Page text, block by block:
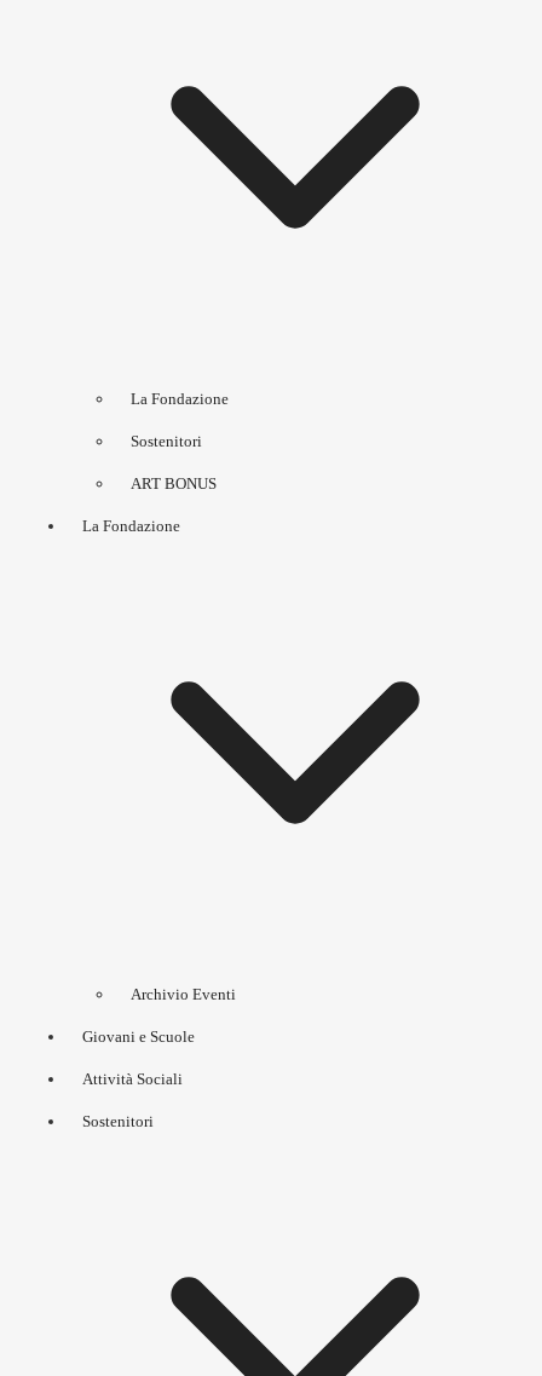
La Fondazione
Sostenitori
ART BONUS
La Fondazione
Archivio Eventi
Giovani e Scuole
Attività Sociali
Sostenitori